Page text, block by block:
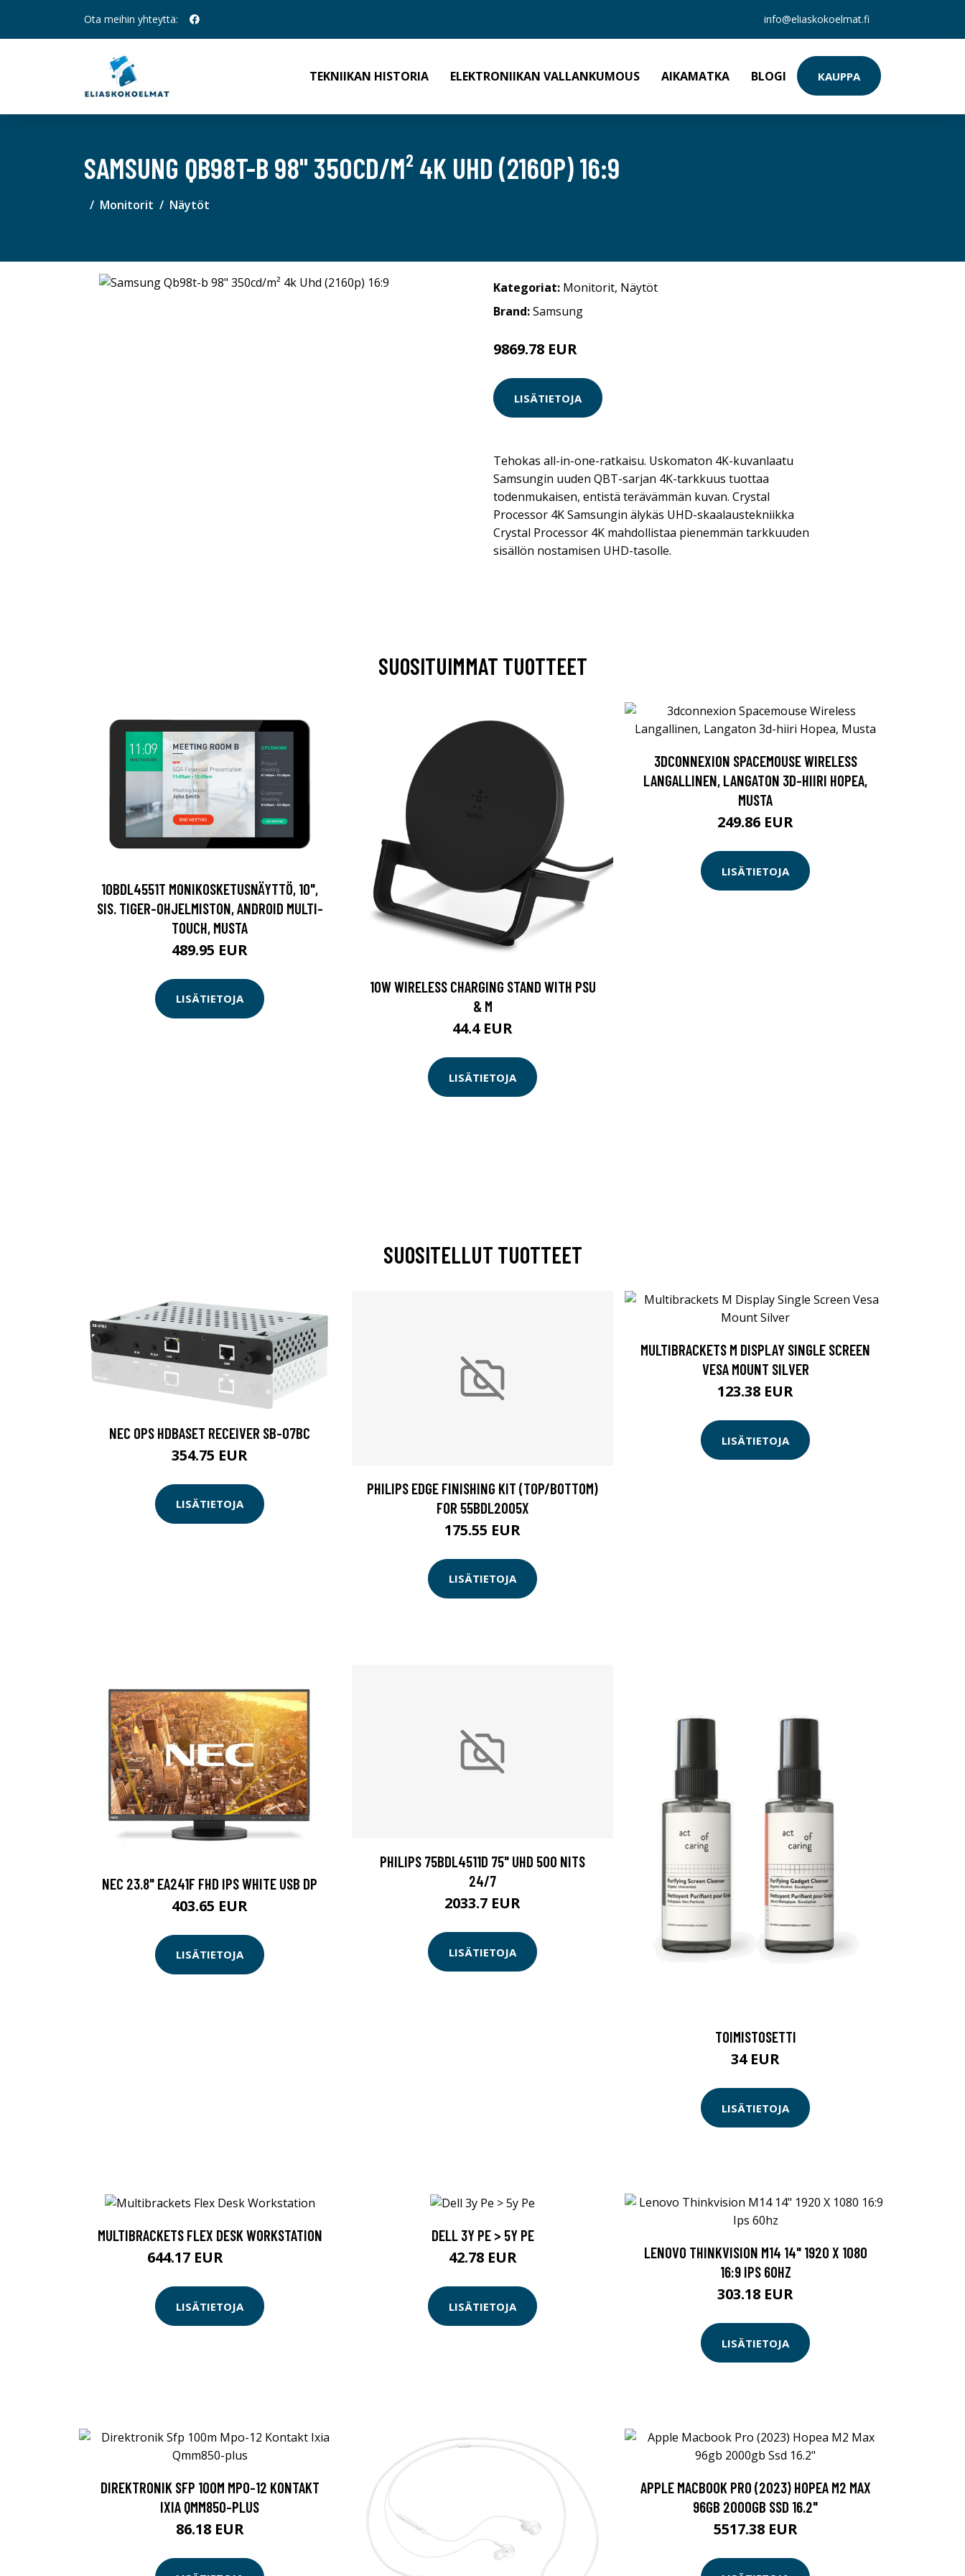
Ota meihin yhteyttä: info@eliaskokoelmat.fi
TEKNIIKAN HISTORIA ELEKTRONIIKAN VALLANKUMOUS AIKAMATKA BLOGI KAUPPA
SAMSUNG QB98T-B 98" 350CD/M² 4K UHD (2160P) 16:9
Monitorit Näytöt
Kategoriat: Monitorit, Näytöt
Brand:Samsung
9869.78 EUR
LISÄTIETOJA
Tehokas all-in-one-ratkaisu. Uskomaton 4K-kuvanlaatu
Samsungin uuden QBT-sarjan 4K-tarkkuus tuottaa
todenmukaisen, entistä terävämmän kuvan. Crystal
Processor 4K Samsungin älykäs UHD-skaalaustekniikka
Crystal Processor 4K mahdollistaa pienemmän tarkkuuden
sisällön nostamisen UHD-tasolle.
SUOSITUIMMAT TUOTTEET
10BDL4551T MONIKOSKETUSNÄYTTÖ, 10",
SIS. TIGER-OHJELMISTON, ANDROID MULTI-
TOUCH, MUSTA
489.95 EUR
LISÄTIETOJA
10W WIRELESS CHARGING STAND WITH PSU
& M
44.4 EUR
LISÄTIETOJA
3DCONNEXION SPACEMOUSE WIRELESS
LANGALLINEN, LANGATON 3D-HIIRI HOPEA,
MUSTA
249.86 EUR
LISÄTIETOJA
SUOSITELLUT TUOTTEET
NEC OPS HDBASET RECEIVER SB-07BC
354.75 EUR
LISÄTIETOJA
PHILIPS EDGE FINISHING KIT (TOP/BOTTOM)
FOR 55BDL2005X
175.55 EUR
LISÄTIETOJA
MULTIBRACKETS M DISPLAY SINGLE SCREEN
VESA MOUNT SILVER
123.38 EUR
LISÄTIETOJA
NEC 23.8" EA241F FHD IPS WHITE USB DP
403.65 EUR
LISÄTIETOJA
PHILIPS 75BDL4511D 75" UHD 500 NITS
24/7
2033.7 EUR
LISÄTIETOJA
TOIMISTOSETTI
34 EUR
LISÄTIETOJA
MULTIBRACKETS FLEX DESK WORKSTATION
644.17 EUR
LISÄTIETOJA
DELL 3Y PE > 5Y PE
42.78 EUR
LISÄTIETOJA
LENOVO THINKVISION M14 14" 1920 X 1080
16:9 IPS 60HZ
303.18 EUR
LISÄTIETOJA
DIREKTRONIK SFP 100M MPO-12 KONTAKT
IXIA QMM850-PLUS
86.18 EUR
APPLE MACBOOK PRO (2023) HOPEA M2 MAX
96GB 2000GB SSD 16.2"
5517.38 EUR